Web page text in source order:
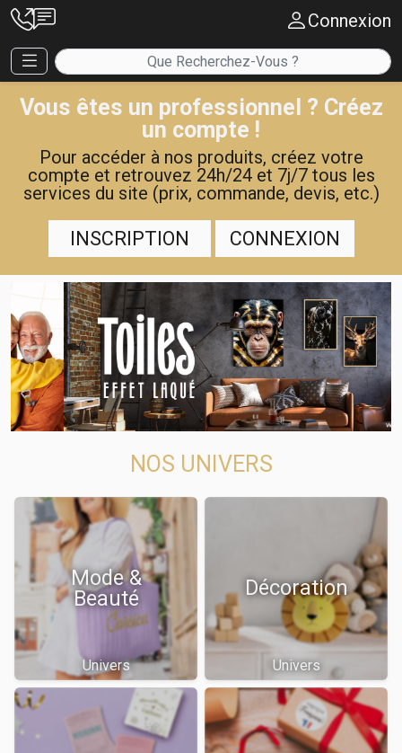
Connexion
Vous êtes un professionnel ? Créez
un compte !
Pour accéder à nos produits, créez votre
compte et retrouvez 24h/24 et 7j/7 tous les
services du site (prix, commande, devis, etc.)
INSCRIPTION CONNEXION
NOS UNIVERS
Mode &
Beauté
Univers
Décoration
Univers